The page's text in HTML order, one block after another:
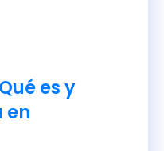
es y
en